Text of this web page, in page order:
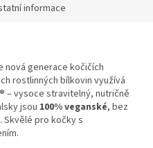
informace
nová generace kočičích
rostlinných bílkovin využívá
– vysoce stravitelný, nutričně
jsou 100% veganské, bez
Skvělé pro kočky s